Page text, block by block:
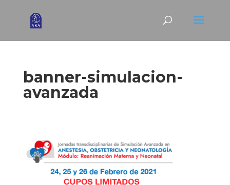
banner-simulacion-
avanzada